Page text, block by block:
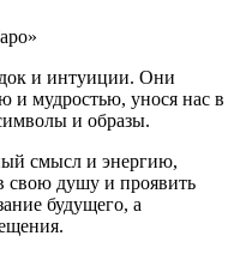
и интуиции. Они
и мудростью, унося нас в
и образы.
смысл и энергию,
свою душу и проявить
будущего, а